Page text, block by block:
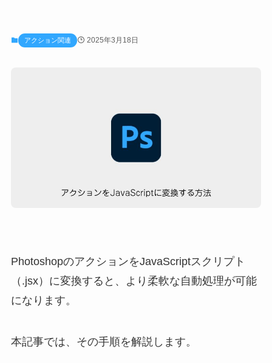
アクション関連 2025年3月18日
PhotoshopのアクションをJavaScriptスクリプト
（.jsx）に変換すると、より柔軟な自動処理が可能
になります。
本記事では、その手順を解説します。